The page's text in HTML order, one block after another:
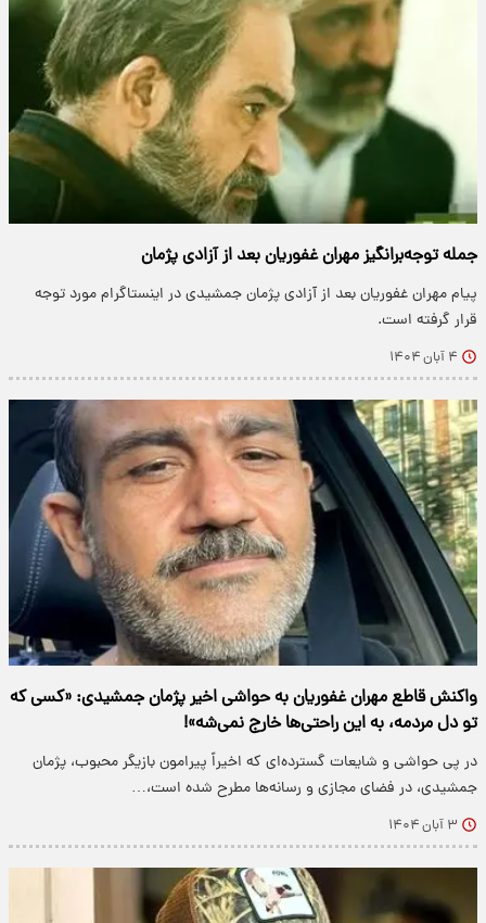
جمله توجه‌برانگیز مهران غفوریان بعد از آزادی پژمان
پیام مهران غفوریان بعد از آزادی پژمان جمشیدی در اینستاگرام مورد توجه
قرار گرفته است.
۴ آبان ۱۴۰۴
واکنش قاطع مهران غفوریان به حواشی اخیر پژمان جمشیدی: «کسی که
تو دل مردمه، به این راحتی‌ها خارج نمی‌شه»!
در پی حواشی و شایعات گسترده‌ای که اخیراً پیرامون بازیگر محبوب، پژمان
جمشیدی، در فضای مجازی و رسانه‌ها مطرح شده است،…
۳ آبان ۱۴۰۴